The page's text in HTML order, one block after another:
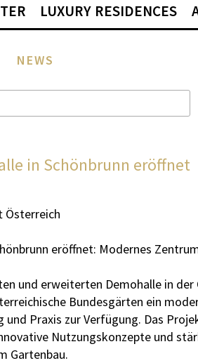
LUXURY RESIDENCES
NEWS
in Schönbrunn eröffnet
Österreich
eröffnet: Modernes
und erweiterten Demohalle in
Bundesgärten ein
und Praxis zur Verfügung. Das
Nutzungskonzepte und
Gartenbau.